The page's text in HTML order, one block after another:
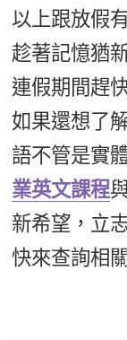
以上跟放假
趁著記憶猶
連假期間趕
如果還想了
語不管是實
業英文課程
新希望，立
快來查詢相